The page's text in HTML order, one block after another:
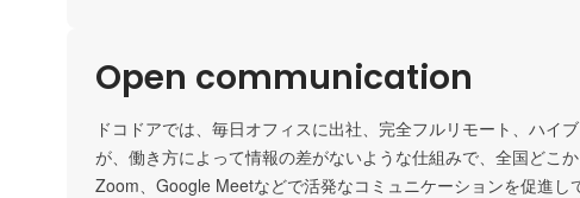
Open communication
ドコドアでは、毎日オフィスに出社、完全フルリモート、ハイ
が、働き方によって情報の差がないような仕組みで、全国どこ
Zoom、Google Meetなどで活発なコミュニケーションを促進